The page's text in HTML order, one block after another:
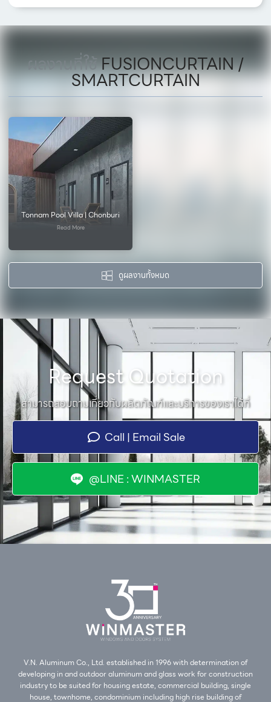
ผลงานที่ใช้FUSIONCURTAIN /
SMARTCURTAIN
Tonnam Pool Villa | Chonburi
Read More
ดูผลงานทั้งหมด
Request Quotation
สามารถสอบถามเกี่ยวกับผลิตภัณฑ์และบริการของเราได้ที่
Call | Email Sale
@LINE : WINMASTER
V.N. Aluminum Co., Ltd. established in 1996 with determination of
developing in and outdoor aluminum and glass work for construction
industry to be suited for housing estate, commercial building, single
house, townhome, condominium including high rise building of